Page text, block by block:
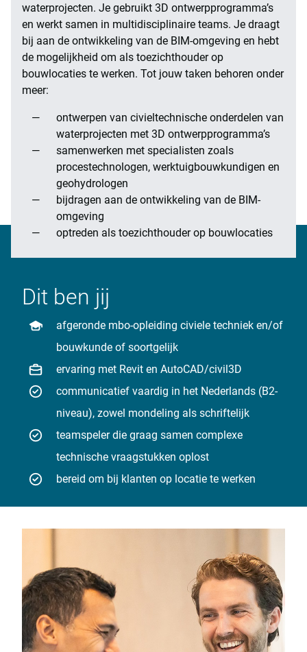
waterprojecten. Je gebruikt 3D ontwerpprogramma’s
en werkt samen in multidisciplinaire teams. Je draagt
bij aan de ontwikkeling van de BIM-omgeving en hebt
de mogelijkheid om als toezichthouder op
bouwlocaties te werken. Tot jouw taken behoren onder
meer:
ontwerpen van civieltechnische onderdelen van
waterprojecten met 3D ontwerpprogramma’s
samenwerken met specialisten zoals
procestechnologen, werktuigbouwkundigen en
geohydrologen
bijdragen aan de ontwikkeling van de BIM-
omgeving
optreden als toezichthouder op bouwlocaties
Dit ben jij
afgeronde mbo-opleiding civiele techniek en/of
bouwkunde of soortgelijk
ervaring met Revit en AutoCAD/civil3D
communicatief vaardig in het Nederlands (B2-
niveau), zowel mondeling als schriftelijk
teamspeler die graag samen complexe
technische vraagstukken oplost
bereid om bij klanten op locatie te werken